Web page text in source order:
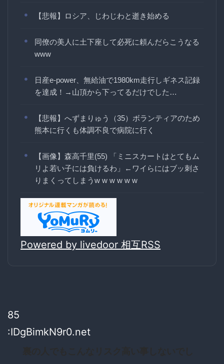
【悲報】ロシア、じわじわと逝き始める
同僚の美人に土下座して必死に頼んだらこうなる
www
日産e-power、無給油で1980km走行しギネス記録
を達成！→山頂から下ってるだけでした…
【悲報】へずまりゅう（35）ボランティアのため
熊本に行くも体調不良で病院に行く
【画像】森高千里(55) 「ミニスカートはとてもム
リよ若い子には負けるわ」←ワイらにはブッ刺さ
りまくってしまうw w w w w w
Powered by livedoor 相互RSS
85
:IDgBimkN9r0.net